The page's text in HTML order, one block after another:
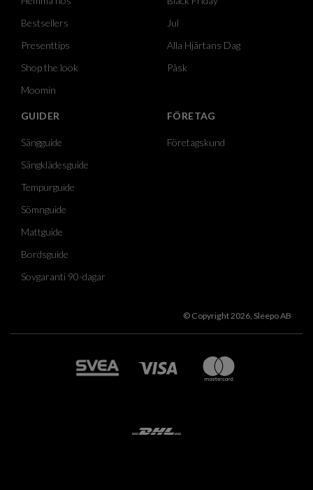
Bestsellers
Presenttips
Shop the look
Moomin
Jul
Alla Hjärtans Dag
Påsk
GUIDER
Sängguide
Sängklädesguide
Tempurguide
Sömnguide
Mattguide
Bordsguide
Sovgaranti 90-dagar
FÖRETAG
Företagskund
© Copyright 2026, Sleepo AB